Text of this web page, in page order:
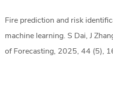
Fire prediction and risk
machine learning. S Dai, J
of Forecasting, 2025, 44 (5),